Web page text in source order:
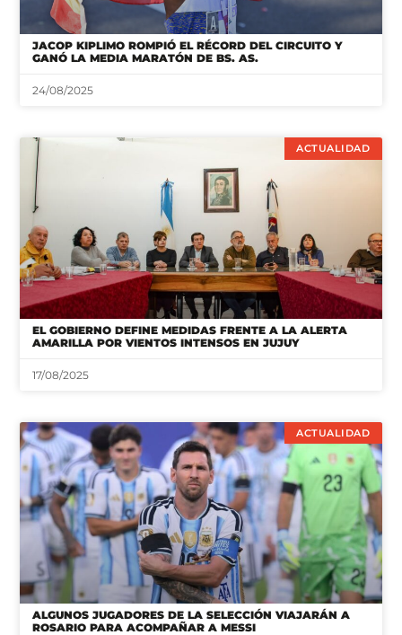
JACOP KIPLIMO ROMPIÓ EL RÉCORD DEL CIRCUITO Y
GANÓ LA MEDIA MARATÓN DE BS. AS.
24/08/2025
ACTUALIDAD
EL GOBIERNO DEFINE MEDIDAS FRENTE A LA ALERTA
AMARILLA POR VIENTOS INTENSOS EN JUJUY
17/08/2025
ACTUALIDAD
ALGUNOS JUGADORES DE LA SELECCIÓN VIAJARÁN A
ROSARIO PARA ACOMPAÑAR A MESSI